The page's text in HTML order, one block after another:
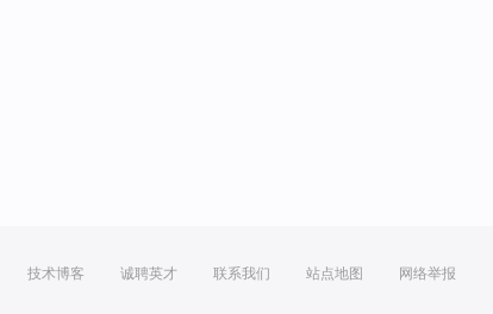
技术博客 诚聘英才 联系我们 站点地图 网络举报